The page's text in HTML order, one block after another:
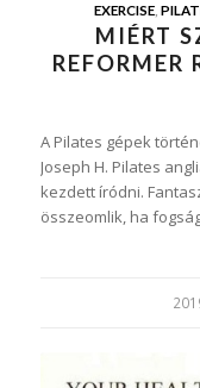
EXERCISE,
MIÉRT
REFORMER
A Pilates gépek
Joseph H. Pilates
kezdett íródni.
összeomlik, ha
/